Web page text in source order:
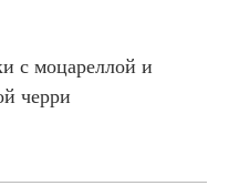
с моцареллой и
черри